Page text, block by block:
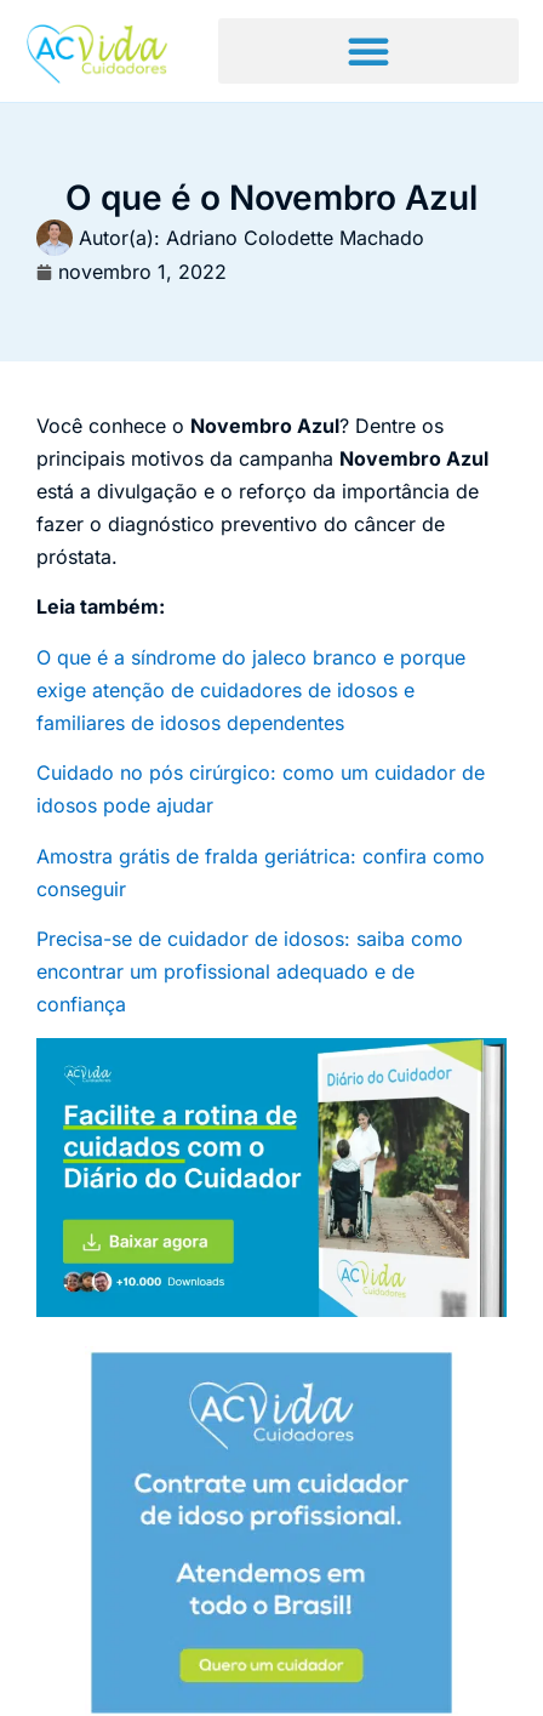
O que é o Novembro Azul
Autor(a): Adriano Colodette Machado
novembro 1, 2022
Você conhece o Novembro Azul? Dentre os
principais motivos da campanha Novembro Azul
está a divulgação e o reforço da importância de
fazer o diagnóstico preventivo do câncer de
próstata.
Leia também:
O que é a síndrome do jaleco branco e porque
exige atenção de cuidadores de idosos e
familiares de idosos dependentes
Cuidado no pós cirúrgico: como um cuidador de
idosos pode ajudar
Amostra grátis de fralda geriátrica: confira como
conseguir
Precisa-se de cuidador de idosos: saiba como
encontrar um profissional adequado e de
confiança